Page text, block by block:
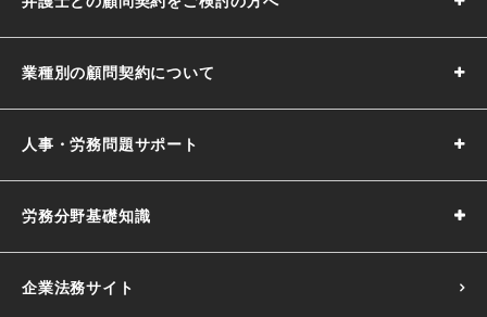
業種別の顧問契約について
人事・労務問題サポート
労務分野基礎知識
企業法務サイト